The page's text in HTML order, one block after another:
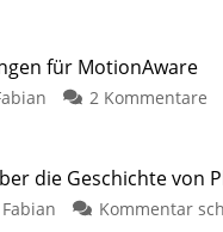
für MotionAware
2 Kommentare
die Geschichte von
Fabian Kommentar